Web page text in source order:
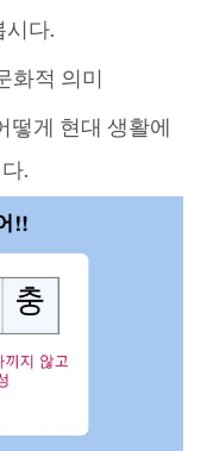
시다.
화적 의미
떻게 현대 생활에
.